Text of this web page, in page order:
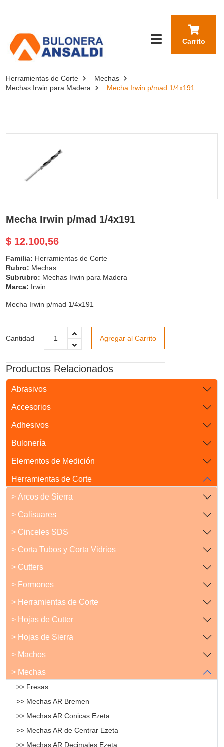
Carrito
Herramientas de Corte
Mechas
Mechas Irwin para Madera
Mecha Irwin p/mad 1/4x191
Abrasivos
Accesorios
Adhesivos
Bulonería
Elementos de Medición
Herramientas de Corte
> Arcos de Sierra
> Calisuares
> Cinceles SDS
> Corta Tubos y Corta Vidrios
> Cutters
> Formones
> Herramientas de Corte
> Hojas de Cutter
> Hojas de Sierra
> Machos
> Mechas
>> Fresas
>> Mechas AR Bremen
>> Mechas AR Conicas Ezeta
>> Mechas AR de Centrar Ezeta
>> Mechas AR Decimales Ezeta
Mecha Irwin p/mad 1/4x191
$ 12.100,56
Familia: Herramientas de Corte
Rubro: Mechas
Subrubro: Mechas Irwin para Madera
Marca: Irwin
Mecha Irwin p/mad 1/4x191
Cantidad Agregar al Carrito
Productos Relacionados